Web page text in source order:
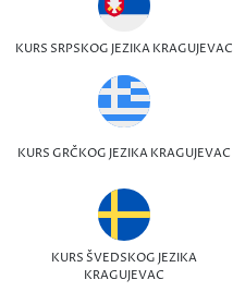
KURS SRPSKOG JEZIKA KRAGUJEVAC
KURS GRČKOG JEZIKA KRAGUJEVAC
KURS ŠVEDSKOG JEZIKA
KRAGUJEVAC